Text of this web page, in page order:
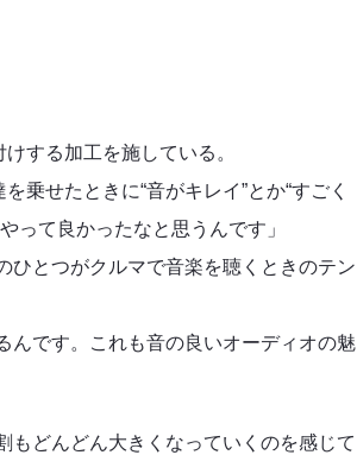
する加工を施している。
乗せたときに“音がキレイ”とか“すごく
って良かったなと思うんです」
ひとつがクルマで音楽を聴くときのテン
んです。これも音の良いオーディオの魅
もどんどん大きくなっていくのを感じて